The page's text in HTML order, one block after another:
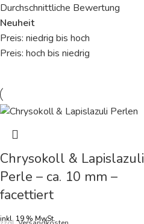
Durchschnittliche Bewertung
Neuheit
Preis: niedrig bis hoch
Preis: hoch bis niedrig
Chrysokoll & Lapislazuli
Perle – ca. 10 mm –
facettiert
inkl. 19 % MwSt.